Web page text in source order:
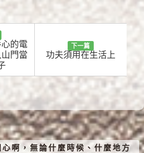
的電
門當
下一篇
功夫須用在生活上
啊，無論什麼時候、什麼地方